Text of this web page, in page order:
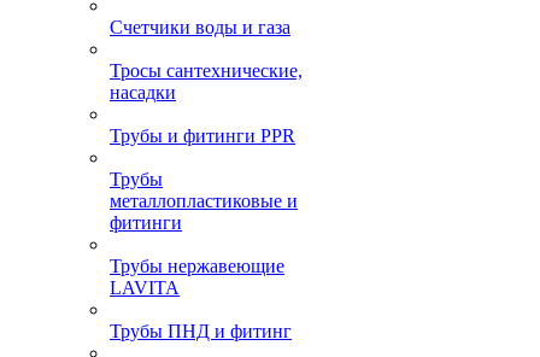
Счетчики воды и газа
Тросы сантехнические,
насадки
Трубы и фитинги PPR
Трубы
металлопластиковые и
фитинги
Трубы нержавеющие
LAVITA
Трубы ПНД и фитинг